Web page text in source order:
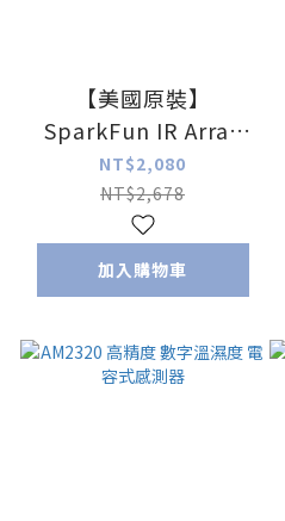
【美國原裝】
SparkFun IR Array
Breakout - 55
Degree FOV,
MLX90640 熱像儀
NT$2,080
NT$2,678
加入購物車